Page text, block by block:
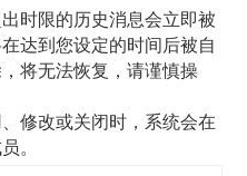
时限的历史消息会立即被
达到您设定的时间后被自
将无法恢复，请谨慎操
修改或关闭时，系统会在
。